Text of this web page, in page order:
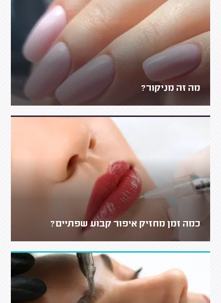
מה זה מניקור?
כמה זמן מחזיק איפור קבוע שפתיים?